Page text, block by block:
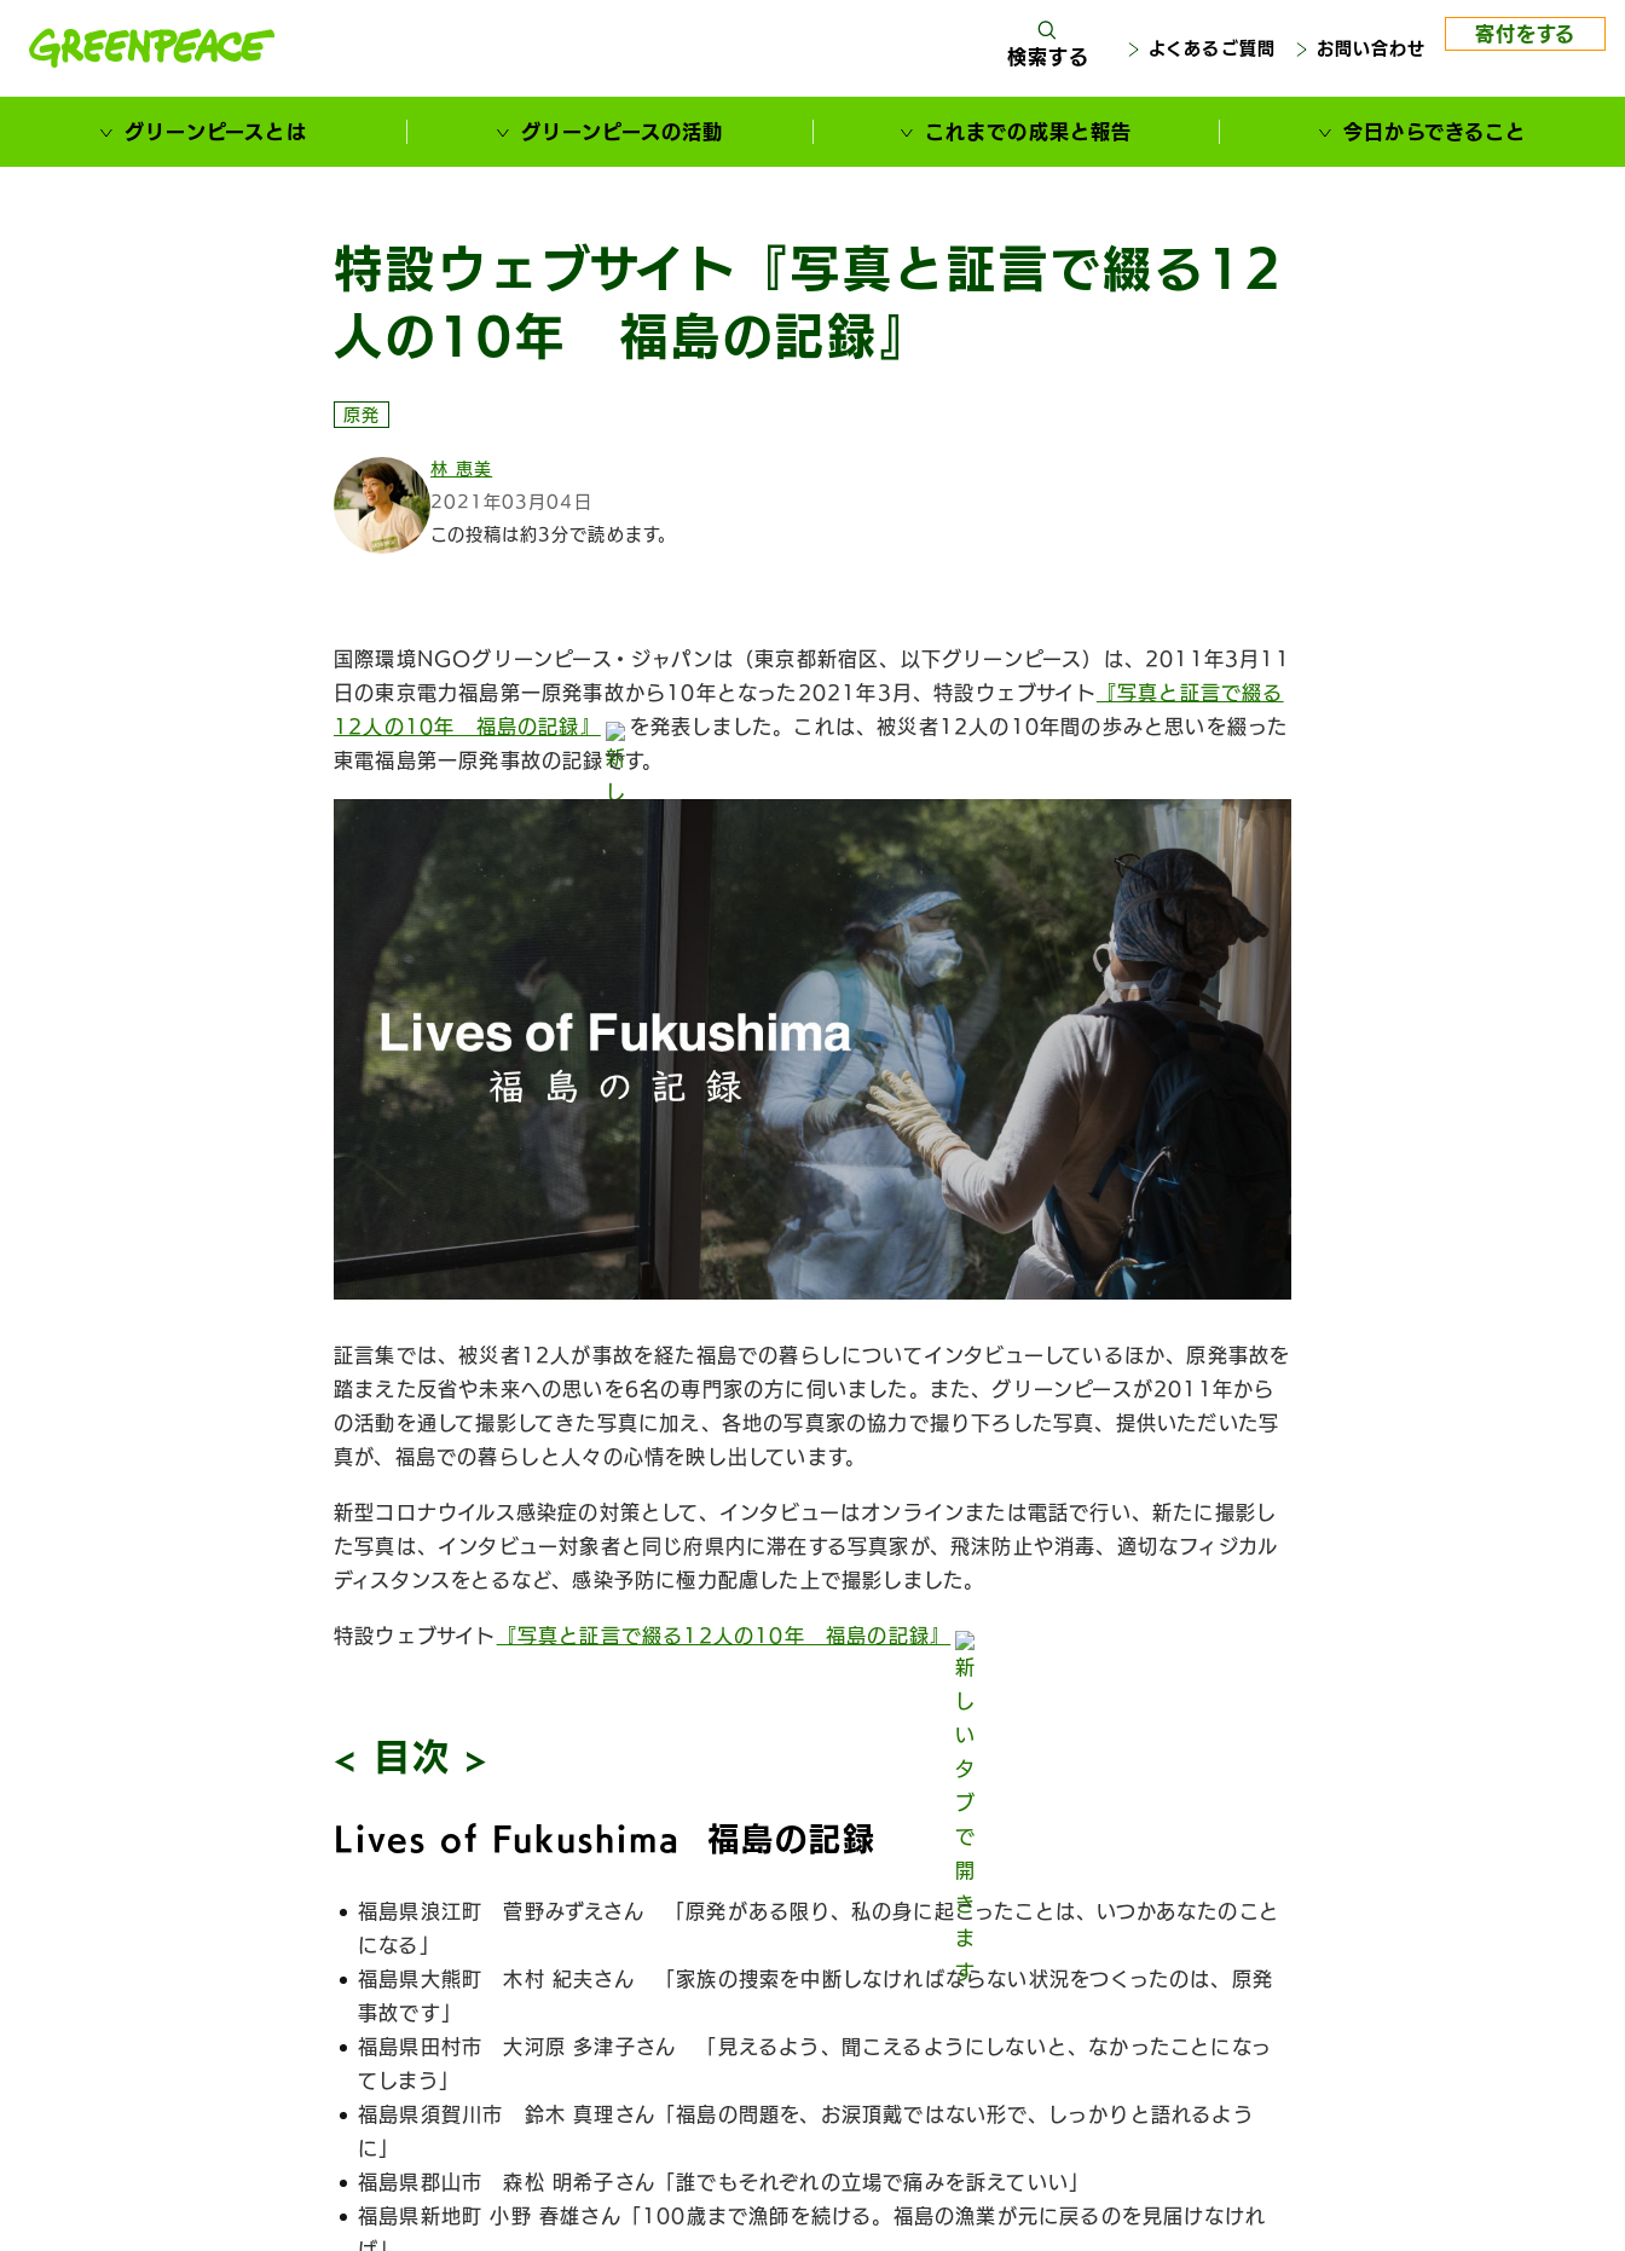
検索する よくあるご質問 お問い合わせ
寄付をする
グリーンピースとは グリーンピースの活動 これまでの成果と報告 今日からできること
特設ウェブサイト『写真と証言で綴る12
人の10年 福島の記録』
原発
林 恵美
2021年03月04日
この投稿は約3分で読めます。
国際環境NGOグリーンピース・ジャパンは（東京都新宿区、以下グリーンピース）は、2011年3月11
日の東京電力福島第一原発事故から10年となった2021年3月、特設ウェブサイト
『写真と証言で綴る
12人の10年 福島の記録』
を発表しました。これは、被災者12人の10年間の歩みと思いを綴った
東電福島第一原発事故の記録です。
証言集では、被災者12人が事故を経た福島での暮らしについてインタビューしているほか、原発事故を
踏まえた反省や未来への思いを6名の専門家の方に伺いました。また、グリーンピースが2011年から
の活動を通して撮影してきた写真に加え、各地の写真家の協力で撮り下ろした写真、提供いただいた写
真が、福島での暮らしと人々の心情を映し出しています。
新型コロナウイルス感染症の対策として、インタビューはオンラインまたは電話で行い、新たに撮影し
た写真は、インタビュー対象者と同じ府県内に滞在する写真家が、飛沫防止や消毒、適切なフィジカル
ディスタンスをとるなど、感染予防に極力配慮した上で撮影しました。
特設ウェブサイト 『写真と証言で綴る12人の10年 福島の記録』
< 目次 >
Lives of Fukushima 福島の記録
福島県浪江町 菅野みずえさん 「原発がある限り、私の身に起こったことは、いつかあなたのこと
になる」
福島県大熊町 木村 紀夫さん 「家族の捜索を中断しなければならない状況をつくったのは、原発
事故です」
福島県田村市 大河原 多津子さん 「見えるよう、聞こえるようにしないと、なかったことになっ
てしまう」
福島県須賀川市 鈴木 真理さん「福島の問題を、お涙頂戴ではない形で、しっかりと語れるよう
に」
福島県郡山市 森松 明希子さん「誰でもそれぞれの立場で痛みを訴えていい」
福島県新地町 小野 春雄さん「100歳まで漁師を続ける。福島の漁業が元に戻るのを見届けなけれ